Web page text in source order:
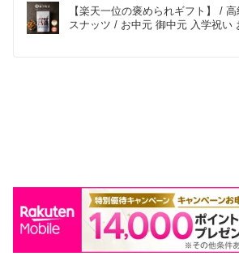
す。
【楽天一位の褒められギフト】 /
スナッツ / お中元 御中元 入学祝い